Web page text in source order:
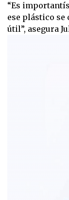
“Es
ese plástico se
útil”, asegura